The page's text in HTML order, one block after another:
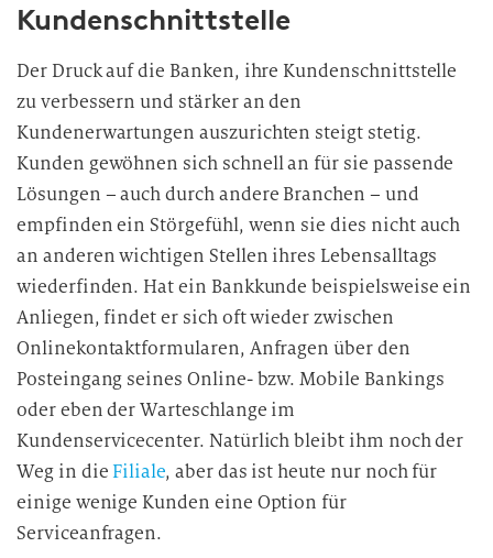
Kundenschnittstelle
Der Druck auf die Banken, ihre Kundenschnittstelle
zu verbessern und stärker an den
Kundenerwartungen auszurichten steigt stetig.
Kunden gewöhnen sich schnell an für sie passende
Lösungen – auch durch andere Branchen – und
empfinden ein Störgefühl, wenn sie dies nicht auch
an anderen wichtigen Stellen ihres Lebensalltags
wiederfinden. Hat ein Bankkunde beispielsweise ein
Anliegen, findet er sich oft wieder zwischen
Onlinekontaktformularen, Anfragen über den
Posteingang seines Online- bzw. Mobile Bankings
oder eben der Warteschlange im
Kundenservicecenter. Natürlich bleibt ihm noch der
Weg in dieFiliale, aber das ist heute nur noch für
einige wenige Kunden eine Option für
Serviceanfragen.